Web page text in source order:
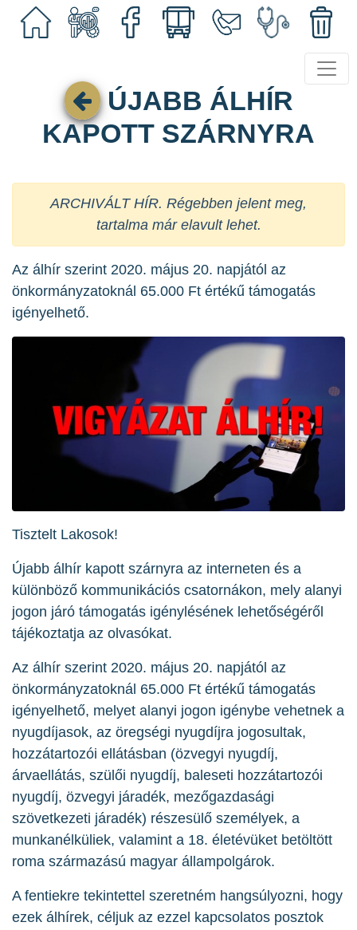
ÚJABB ÁLHÍR
KAPOTT SZÁRNYRA
ARCHIVÁLT HÍR. Régebben jelent meg,
tartalma már elavult lehet.
Az álhír szerint 2020. május 20. napjától az
önkormányzatoknál 65.000 Ft értékű támogatás
igényelhető.
Tisztelt Lakosok!
Újabb álhír kapott szárnyra az interneten és a
különböző kommunikációs csatornákon, mely alanyi
jogon járó támogatás igénylésének lehetőségéről
tájékoztatja az olvasókat.
Az álhír szerint 2020. május 20. napjától az
önkormányzatoknál 65.000 Ft értékű támogatás
igényelhető, melyet alanyi jogon igénybe vehetnek a
nyugdíjasok, az öregségi nyugdíjra jogosultak,
hozzátartozói ellátásban (özvegyi nyugdíj,
árvaellátás, szülői nyugdíj, baleseti hozzátartozói
nyugdíj, özvegyi járadék, mezőgazdasági
szövetkezeti járadék) részesülő személyek, a
munkanélküliek, valamint a 18. életévüket betöltött
roma származású magyar állampolgárok.
A fentiekre tekintettel szeretném hangsúlyozni, hogy
ezek álhírek, céljuk az ezzel kapcsolatos posztok